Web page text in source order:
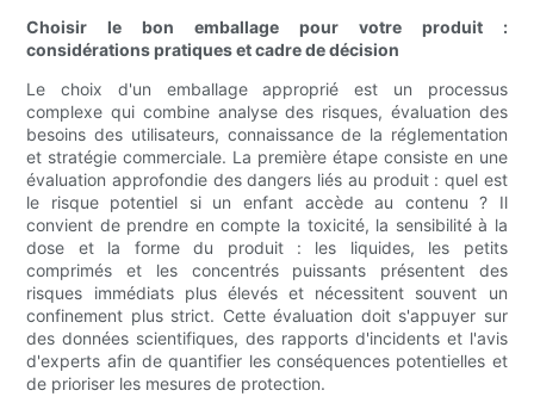
Choisir le bon emballage pour votre produit :
considérations pratiques et cadre de décision
Le choix d'un emballage approprié est un processus
complexe qui combine analyse des risques, évaluation des
besoins des utilisateurs, connaissance de la réglementation
et stratégie commerciale. La première étape consiste en une
évaluation approfondie des dangers liés au produit : quel est
le risque potentiel si un enfant accède au contenu ? Il
convient de prendre en compte la toxicité, la sensibilité à la
dose et la forme du produit : les liquides, les petits
comprimés et les concentrés puissants présentent des
risques immédiats plus élevés et nécessitent souvent un
confinement plus strict. Cette évaluation doit s'appuyer sur
des données scientifiques, des rapports d'incidents et l'avis
d'experts afin de quantifier les conséquences potentielles et
de prioriser les mesures de protection.